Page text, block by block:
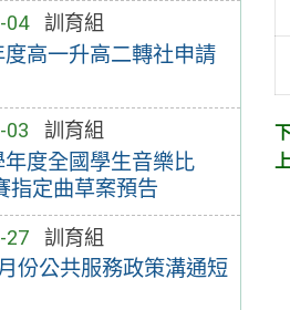
04 訓育組
高一升高二轉社申請
03 訓育組
年度全國學生音樂比
指定曲草案預告
27 訓育組
份公共服務政策溝通短